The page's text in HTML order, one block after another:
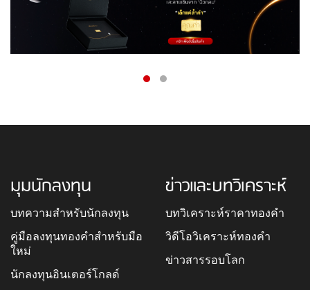
มุมนักลงทุน
บทความสำหรับนักลงทุน
คู่มือลงทุนทองคำสำหรับมือ
ใหม่
นักลงทุนอินเตอร์โกลด์
ข่าวและบทวิเคราะห์
บทวิเคราะห์ราคาทองคำ
วิดีโอวิเคราะห์ทองคำ
ข่าวสารรอบโลก